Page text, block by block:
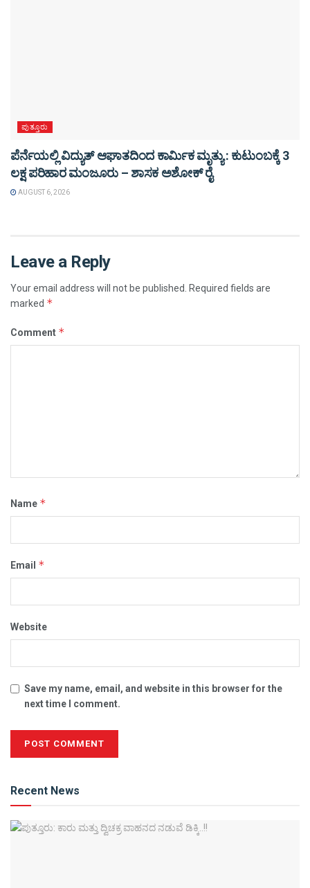
ಪುತ್ತೂರು
ಪೆರ್ನೆಯಲ್ಲಿ ವಿದ್ಯುತ್ ಆಘಾತದಿಂದ ಕಾರ್ಮಿಕ ಮೃತ್ಯು : ಕುಟುಂಬಕ್ಕೆ 3
ಲಕ್ಷ ಪರಿಹಾರ ಮಂಜೂರು – ಶಾಸಕ ಅಶೋಕ್ ರೈ
AUGUST 6, 2026
Leave a Reply
Your email address will not be published.
Required fields are
marked *
Comment *
Name *
Email *
Website
Save my name, email, and website in this browser for the
next time I comment.
Recent News